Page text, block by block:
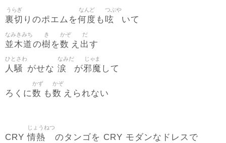
裏切
うらぎ
りのポエムを何度
なんど
も呟
つぶや
いて
並木道
なみきみち
の樹
き
を数
かぞ
え 出
だ
す
人騒
ひとさわ
がせな 涙
なみだ
が邪魔
じゃま
して
ろくに数
かず
も数
かぞ
えられない
CRY情熱
じょうねつ
のタンゴを CRY モダンなドレスで